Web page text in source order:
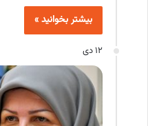
بیشتر بخوانید »
12 دی